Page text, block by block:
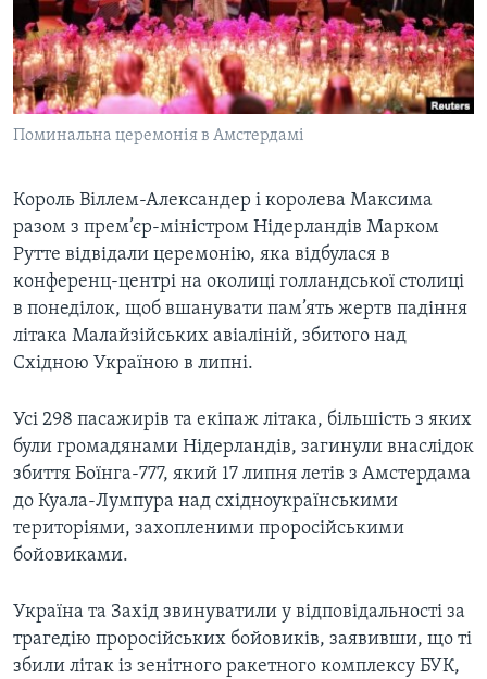
СУСПІЛЬСТВО
ЕКОНОМІКА
ІСТОРІЇ УСПІХУ УКРАЇНЦІВ
ТЕЛЕПРОГРАМИ
ЧАС-TIME
ВІКНО В АМЕРИКУ
ПРАЙМ-ТАЙМ
ПОГЛЯД З ВАШИНГТОНА
ENGLISH
Learning English
МИ В СОЦМЕРЕЖАХ
Мови
Поминальна церемонія в Амстердамі
Король Віллем-Александер і королева Максима
разом з прем’єр-міністром Нідерландів Марком
Рутте відвідали церемонію, яка відбулася в
конференц-центрі на околиці голландської столиці
в понеділок, щоб вшанувати пам’ять жертв падіння
літака Малайзійських авіаліній, збитого над
Східною Україною в липні.
Усі 298 пасажирів та екіпаж літака, більшість з яких
були громадянами Нідерландів, загинули внаслідок
збиття Боїнга-777, який 17 липня летів з Амстердама
до Куала-Лумпура над східноукраїнськими
територіями, захопленими проросійськими
бойовиками.
Україна та Захід звинуватили у відповідальності за
трагедію проросійських бойовиків, заявивши, що ті
збили літак із зенітного ракетного комплексу БУК,